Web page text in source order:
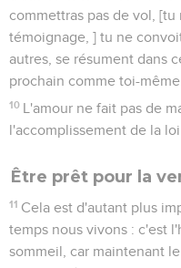
confirmant les promesses
9 Quant aux non-Juifs, ils
bonté, comme le dit
parmi les nations et je
10 Il est dit encore :
peuple !
célébrez-le, vous tous les
12 Esaïe dit aussi : Il
régner sur les nations ;
13 Que le Dieu de